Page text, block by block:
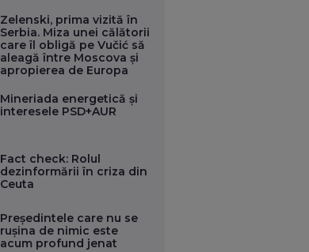
Zelenski, prima vizită în
Serbia. Miza unei călătorii
care îl obligă pe Vučić să
aleagă între Moscova și
apropierea de Europa
Mineriada energetică și
interesele PSD+AUR
Fact check: Rolul
dezinformării în criza din
Ceuta
Președintele care nu se
rușina de nimic este
acum profund jenat